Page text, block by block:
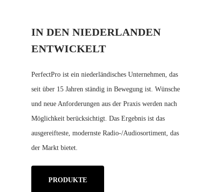
IN DEN NIEDERLANDEN
ENTWICKELT
PerfectPro ist ein niederländisches Unternehmen, das
seit über 15 Jahren ständig in Bewegung ist. Wünsche
und neue Anforderungen aus der Praxis werden nach
Möglichkeit berücksichtigt. Das Ergebnis ist das
ausgereifteste, modernste Radio-/Audiosortiment, das
der Markt bietet.
PRODUKTE